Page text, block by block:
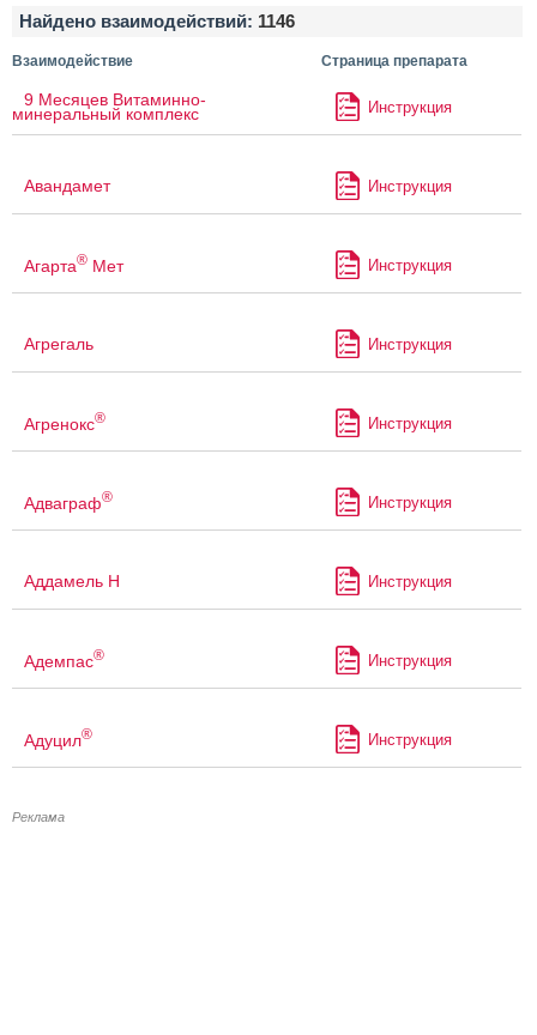
Найдено взаимодействий: 1146
Взаимодействие Страница препарата
9 Месяцев Витаминно-
минеральный комплекс Инструкция
Авандамет Инструкция
Агарта® Мет Инструкция
Агрегаль Инструкция
Агренокс® Инструкция
Адваграф® Инструкция
Аддамель Н Инструкция
Адемпас® Инструкция
Адуцил® Инструкция
Реклама